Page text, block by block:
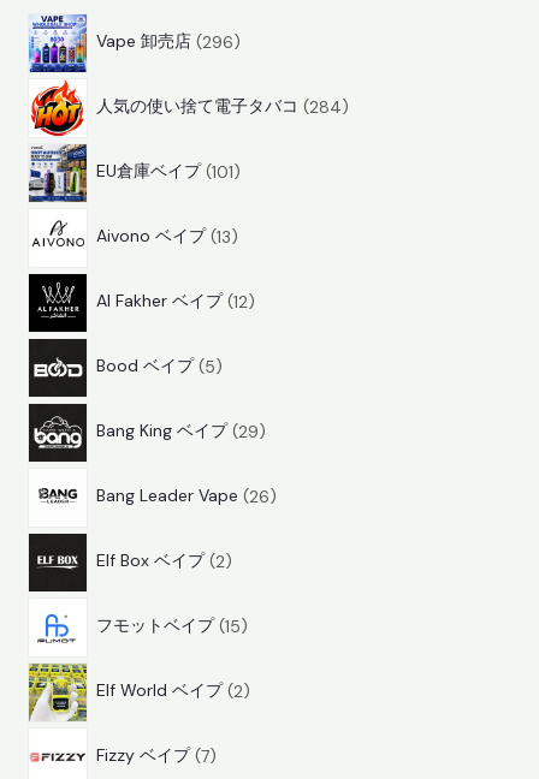
Vape 卸売店 296
2
6
品
人気の使い捨て電子タバコ 284
2
EU倉庫ベイプ 101
1
1
品
Aivono ベイプ 13
1
商
Al Fakher ベイプ 12
1
Bood ベイプ 5
5
品
Bang King ベイプ 29
2
商
Bang Leader Vape 26
2
Elf Box ベイプ 2
2
品
フモットベイプ 15
1
商
Elf World ベイプ 2
2
Fizzy ベイプ 7
7